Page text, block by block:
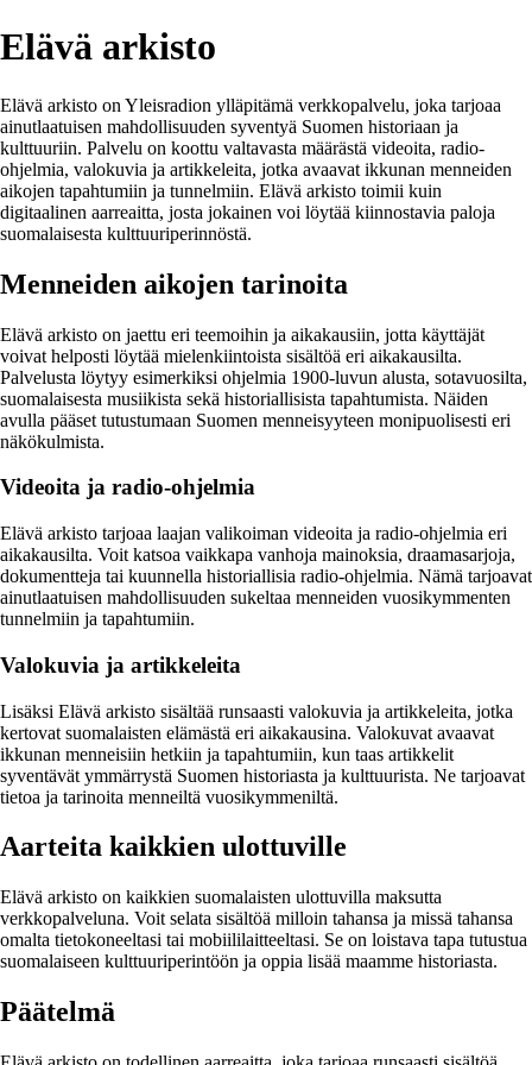
Elävä arkisto
Elävä arkisto on Yleisradion ylläpitämä verkkopalvelu, joka tarjoaa
ainutlaatuisen mahdollisuuden syventyä Suomen historiaan ja
kulttuuriin. Palvelu on koottu valtavasta määrästä videoita, radio-
ohjelmia, valokuvia ja artikkeleita, jotka avaavat ikkunan menneiden
aikojen tapahtumiin ja tunnelmiin. Elävä arkisto toimii kuin
digitaalinen aarreaitta, josta jokainen voi löytää kiinnostavia paloja
suomalaisesta kulttuuriperinnöstä.
Menneiden aikojen tarinoita
Elävä arkisto on jaettu eri teemoihin ja aikakausiin, jotta käyttäjät
voivat helposti löytää mielenkiintoista sisältöä eri aikakausilta.
Palvelusta löytyy esimerkiksi ohjelmia 1900-luvun alusta, sotavuosilta,
suomalaisesta musiikista sekä historiallisista tapahtumista. Näiden
avulla pääset tutustumaan Suomen menneisyyteen monipuolisesti eri
näkökulmista.
Videoita ja radio-ohjelmia
Elävä arkisto tarjoaa laajan valikoiman videoita ja radio-ohjelmia eri
aikakausilta. Voit katsoa vaikkapa vanhoja mainoksia, draamasarjoja,
dokumentteja tai kuunnella historiallisia radio-ohjelmia. Nämä tarjoavat
ainutlaatuisen mahdollisuuden sukeltaa menneiden vuosikymmenten
tunnelmiin ja tapahtumiin.
Valokuvia ja artikkeleita
Lisäksi Elävä arkisto sisältää runsaasti valokuvia ja artikkeleita, jotka
kertovat suomalaisten elämästä eri aikakausina. Valokuvat avaavat
ikkunan menneisiin hetkiin ja tapahtumiin, kun taas artikkelit
syventävät ymmärrystä Suomen historiasta ja kulttuurista. Ne tarjoavat
tietoa ja tarinoita menneiltä vuosikymmeniltä.
Aarteita kaikkien ulottuville
Elävä arkisto on kaikkien suomalaisten ulottuvilla maksutta
verkkopalveluna. Voit selata sisältöä milloin tahansa ja missä tahansa
omalta tietokoneeltasi tai mobiililaitteeltasi. Se on loistava tapa tutustua
suomalaiseen kulttuuriperintöön ja oppia lisää maamme historiasta.
Päätelmä